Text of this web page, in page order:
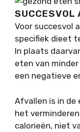
SUCCESVOL
Voor succesvol
specifiek dieet
In plaats
eten van
een negatieve
Afvallen is in
het
calorieën, niet